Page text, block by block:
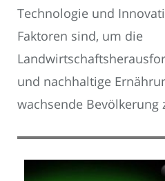
Technologie und
Faktoren sind, um die
und nachhaltige
wachsende Bevölkerung